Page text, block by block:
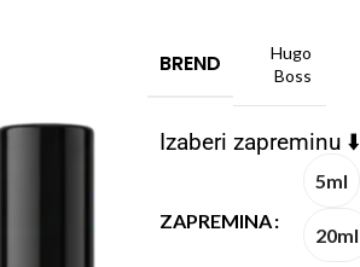
BREND
Hugo
Boss
Izaberi zapreminu ⬇️
ZAPREMINA
5ml
20ml